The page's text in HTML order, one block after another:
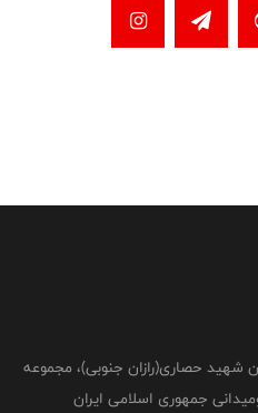
شهید حصاری(رازان جنوبی)، مجموعه
جمهوری اسلامی ایران